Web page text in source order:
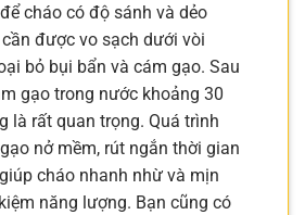
cháo có độ sánh và dẻo
được vo sạch dưới vòi
bỏ bụi bẩn và cám gạo. Sau
gạo trong nước khoảng 30
là rất quan trọng. Quá trình
nở mềm, rút ngắn thời gian
cháo nhanh nhừ và mịn
năng lượng. Bạn cũng có